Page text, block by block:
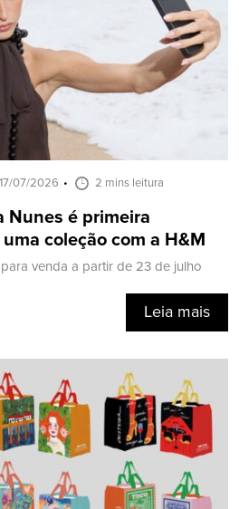
17/07/2026 2 mins leitura
Nunes é primeira
coleção com a H&M
venda a partir de 23 de julho
Leia mais